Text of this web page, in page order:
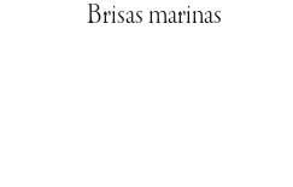
Brisas marinas